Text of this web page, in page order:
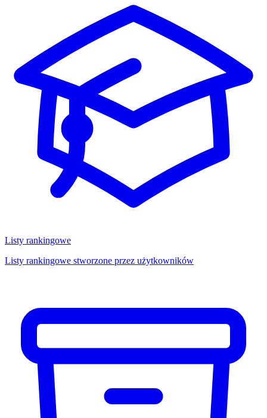
Listy rankingowe
Listy rankingowe stworzone przez użytkowników